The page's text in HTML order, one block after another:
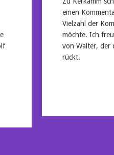
einen
Vielzahl der
möchte. Ich
von Walter, der
rückt.